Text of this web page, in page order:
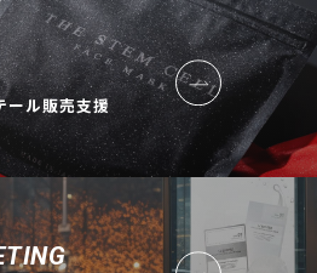
ール販売支援